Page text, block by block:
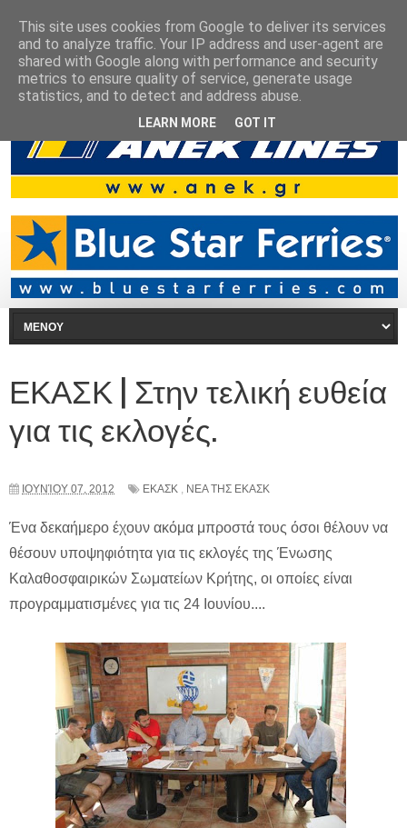
ΕΚΑΣΚ | Στην τελική ευθεία
για τις εκλογές.
ΙΟΥΝΊΟΥ 07, 2012 ΕΚΑΣΚ , ΝΕΑ ΤΗΣ ΕΚΑΣΚ
Ένα δεκαήμερο έχουν ακόμα μπροστά τους όσοι θέλουν να
θέσουν υποψηφιότητα για τις εκλογές της Ένωσης
Καλαθοσφαιρικών Σωματείων Κρήτης, οι οποίες είναι
προγραμματισμένες για τις 24 Ιουνίου....
This site uses cookies from Google to deliver its services
and to analyze traffic. Your IP address and user-agent are
shared with Google along with performance and security
metrics to ensure quality of service, generate usage
statistics, and to detect and address abuse.
LEARN MORE GOT IT